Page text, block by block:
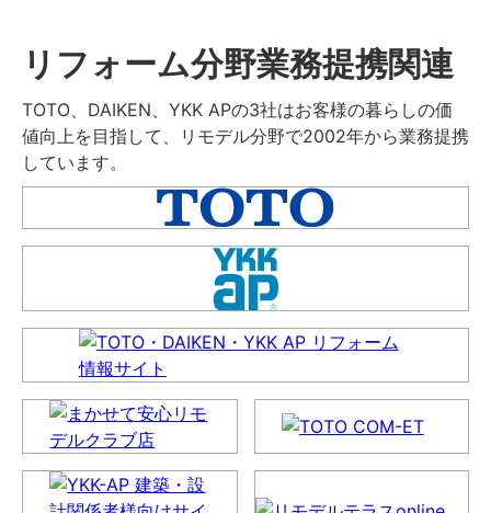
リフォーム分野業務提携関連
TOTO、DAIKEN、YKK APの3社はお客様の暮らしの価
値向上を目指して、リモデル分野で2002年から業務提携
しています。